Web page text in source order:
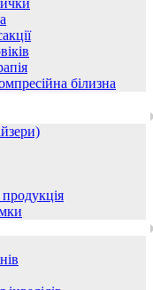
білизна